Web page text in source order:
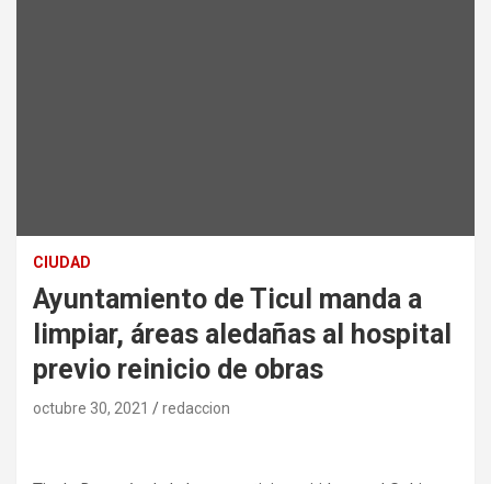
CIUDAD
Ayuntamiento de Ticul manda a
limpiar, áreas aledañas al hospital
previo reinicio de obras
octubre 30, 2021 redaccion